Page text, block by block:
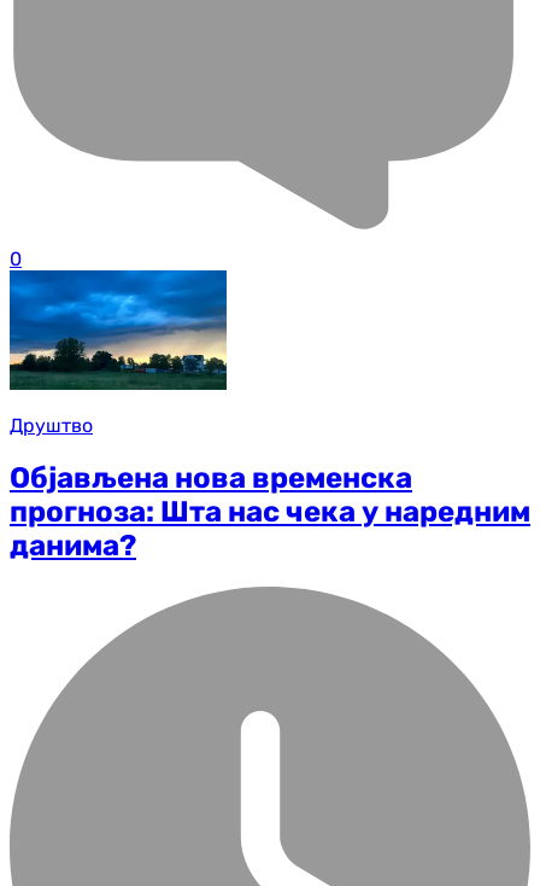
0
Друштво
Објављена нова временска
прогноза: Шта нас чека у наредним
данима?